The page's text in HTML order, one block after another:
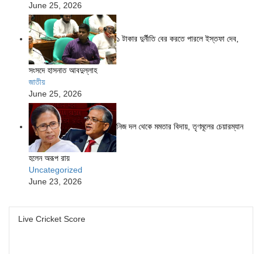
June 25, 2026
১ টাকার দুর্নীতি বের করতে পারলে ইস্তফা দেব,
সংসদে হাসনাত আবদুল্লাহ
জাতীয়
June 25, 2026
নিজ দল থেকে মমতার বিদায়, তৃণমূলের চেয়ারম্যান
হলেন অরূপ রায়
Uncategorized
June 23, 2026
Live Cricket Score